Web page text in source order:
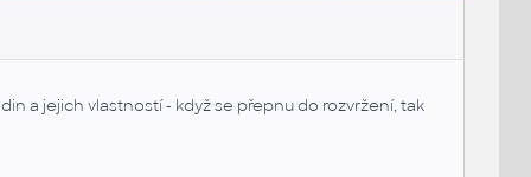
a jejich vlastností - když se přepnu do rozvržení, tak